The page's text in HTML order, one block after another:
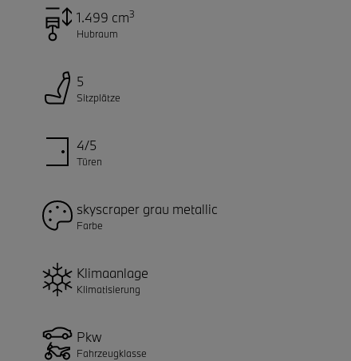
1.499 cm3
Hubraum
5
Sitzplätze
4/5
Türen
skyscraper grau metallic
Farbe
Klimaanlage
Klimatisierung
Pkw
Fahrzeugklasse